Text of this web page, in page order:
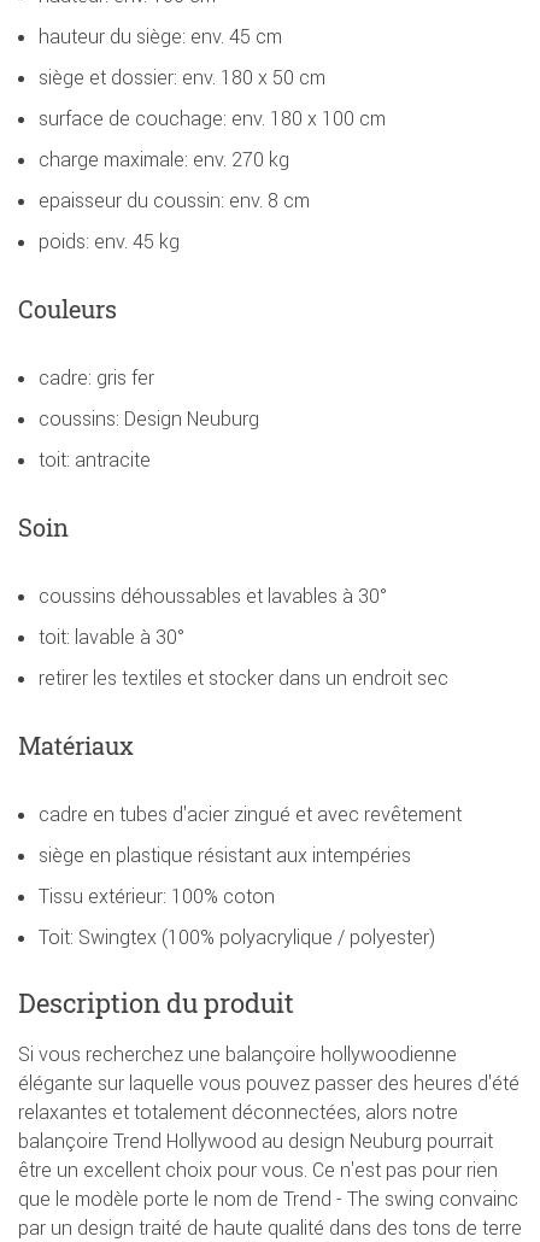
hauteur du siège: env. 45 cm
siège et dossier: env. 180 x 50 cm
surface de couchage: env. 180 x 100 cm
charge maximale: env. 270 kg
epaisseur du coussin: env. 8 cm
poids: env. 45 kg
Couleurs
cadre: gris fer
coussins: Design Neuburg
toit: antracite
Soin
coussins déhoussables et lavables à 30°
toit: lavable à 30°
retirer les textiles et stocker dans un endroit sec
Matériaux
cadre en tubes d'acier zingué et avec revêtement
siège en plastique résistant aux intempéries
Tissu extérieur: 100% coton
Toit: Swingtex (100% polyacrylique / polyester)
Description du produit
Si vous recherchez une balançoire hollywoodienne
élégante sur laquelle vous pouvez passer des heures d'été
relaxantes et totalement déconnectées, alors notre
balançoire Trend Hollywood au design Neuburg pourrait
être un excellent choix pour vous. Ce n'est pas pour rien
que le modèle porte le nom de Trend - The swing convainc
par un design traité de haute qualité dans des tons de terre